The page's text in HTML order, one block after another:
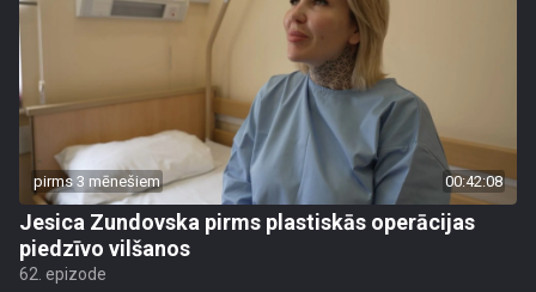
pirms 3 mēnešiem 00:42:08
Jesica Zundovska pirms plastiskās operācijas
piedzīvo vilšanos
62. epizode